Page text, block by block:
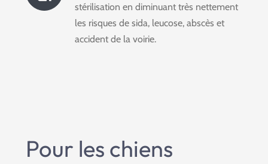
stérilisation en diminuant très nettement
les risques de sida, leucose, abscès et
accident de la voirie.
Pour les chiens